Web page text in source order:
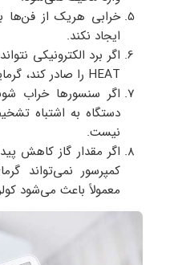
خرابی هریک از فن‌ها
ایجاد نکند.
اگر برد الکترونیکی
HEAT را صادر کند، گرمایش به‌ درستی انجام نمی‌شود.
اگر سنسورها خراب
دستگاه به اشتباه
نیست.
اگر مقدار گاز کاهش
کمپرسور نمی‌تواند
معمولاً باعث می‌شود